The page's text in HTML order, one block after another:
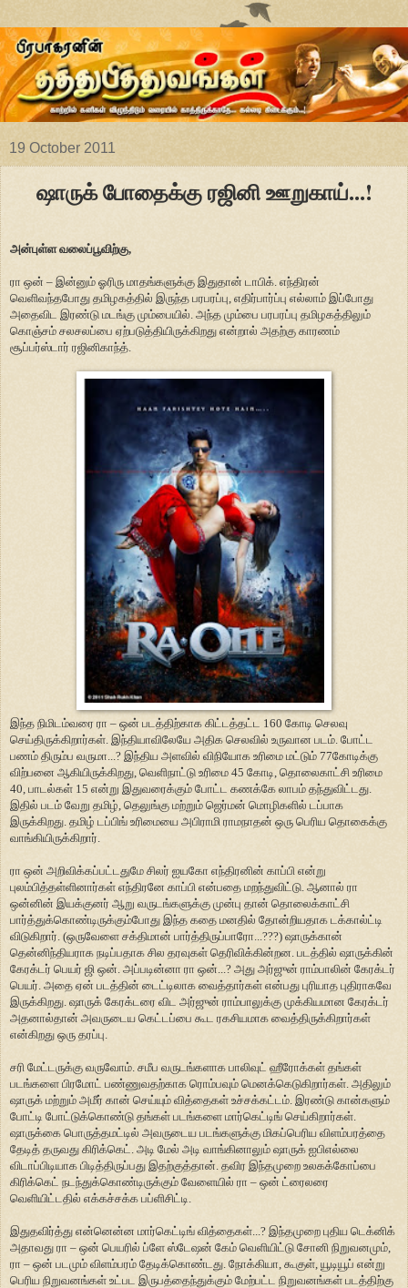
19 October 2011
ஷாருக் போதைக்கு ரஜினி ஊறுகாய்...!
அன்புள்ள வலைப்பூவிற்கு,
ரா ஒன் – இன்னும் ஓரிரு மாதங்களுக்கு இதுதான் டாபிக். எந்திரன்
வெளிவந்தபோது தமிழகத்தில் இருந்த பரபரப்பு, எதிர்பார்ப்பு எல்லாம் இப்போது
அதைவிட இரண்டு மடங்கு மும்பையில். அந்த மும்பை பரபரப்பு தமிழகத்திலும்
கொஞ்சம் சலசலப்பை ஏற்படுத்தியிருக்கிறது என்றால் அதற்கு காரணம்
சூப்பர்ஸ்டார் ரஜினிகாந்த்.
இந்த நிமிடம்வரை ரா – ஒன் படத்திற்காக கிட்டத்தட்ட 160 கோடி செலவு
செய்திருக்கிறார்கள். இந்தியாவிலேயே அதிக செலவில் உருவான படம். போட்ட
பணம் திரும்ப வருமா...? இந்திய அளவில் விநியோக உரிமை மட்டும் 77கோடிக்கு
விற்பனை ஆகியிருக்கிறது, வெளிநாட்டு உரிமை 45 கோடி, தொலைகாட்சி உரிமை
40, பாடல்கள் 15 என்று இதுவரைக்கும் போட்ட கணக்கே லாபம் தந்துவிட்டது.
இதில் படம் வேறு தமிழ், தெலுங்கு மற்றும் ஜெர்மன் மொழிகளில் டப்பாக
இருக்கிறது. தமிழ் டப்பிங் உரிமையை அபிராமி ராமநாதன் ஒரு பெரிய தொகைக்கு
வாங்கியிருக்கிறார்.
ரா ஒன் அறிவிக்கப்பட்டதுமே சிலர் ஐயகோ எந்திரனின் காப்பி என்று
புலம்பித்தள்ளினார்கள் எந்திரனே காப்பி என்பதை மறந்துவிட்டு. ஆனால் ரா
ஒன்னின் இயக்குனர் ஆறு வருடங்களுக்கு முன்பு தான் தொலைக்காட்சி
பார்த்துக்கொண்டிருக்கும்போது இந்த கதை மனதில் தோன்றியதாக டக்கால்ட்டி
விடுகிறார். (ஒருவேளை சக்திமான் பார்த்திருப்பாரோ...???) ஷாருக்கான்
தென்னிந்தியராக நடிப்பதாக சில தரவுகள் தெரிவிக்கின்றன. படத்தில் ஷாருக்கின்
கேரக்டர் பெயர் ஜி ஒன். அப்படின்னா ரா ஒன்...? அது அர்ஜுன் ராம்பாலின் கேரக்டர்
பெயர். அதை ஏன் படத்தின் டைட்டிலாக வைத்தார்கள் என்பது புரியாத புதிராகவே
இருக்கிறது. ஷாருக் கேரக்டரை விட அர்ஜுன் ராம்பாலுக்கு முக்கியமான கேரக்டர்
அதனால்தான் அவருடைய கெட்டப்பை கூட ரகசியமாக வைத்திருக்கிறார்கள்
என்கிறது ஒரு தரப்பு.
சரி மேட்டருக்கு வருவோம். சமீப வருடங்களாக பாலிவுட் ஹீரோக்கள் தங்கள்
படங்களை பிரமோட் பண்ணுவதற்காக ரொம்பவும் மெனக்கெடுகிறார்கள். அதிலும்
ஷாருக் மற்றும் அமீர் கான் செய்யும் வித்தைகள் உச்சக்கட்டம். இரண்டு கான்களும்
போட்டி போட்டுக்கொண்டு தங்கள் படங்களை மார்கெட்டிங் செய்கிறார்கள்.
ஷாருக்கை பொருத்தமட்டில் அவருடைய படங்களுக்கு மிகப்பெரிய விளம்பரத்தை
தேடித் தருவது கிரிக்கெட். அடி மேல் அடி வாங்கினாலும் ஷாருக் ஐபிஎல்லை
விடாப்பிடியாக பிடித்திருப்பது இதற்குத்தான். தவிர இந்தமுறை உலகக்கோப்பை
கிரிக்கெட் நடந்துக்கொண்டிருக்கும் வேளையில் ரா – ஒன் ட்ரைலரை
வெளியிட்டதில் எக்கச்சக்க பப்ளிசிட்டி.
இதுதவிர்த்து என்னென்ன மார்கெட்டிங் வித்தைகள்...? இந்தமுறை புதிய டெக்னிக்
அதாவது ரா – ஒன் பெயரில் ப்ளே ஸ்டேஷன் கேம் வெளியிட்டு சோனி நிறுவனமும்,
ரா – ஒன் படமும் விளம்பரம் தேடிக்கொண்டது. நோக்கியா, கூகுள், யூடியூப் என்று
பெரிய நிறுவனங்கள் உட்பட இருபத்தைந்துக்கும் மேற்பட்ட நிறுவனங்கள் படத்திற்கு